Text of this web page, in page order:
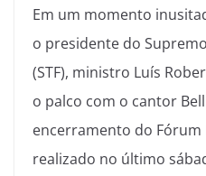
Em um momento
o presidente do
(STF), ministro Luís
o palco com o cantor
encerramento do Fórum
realizado no último